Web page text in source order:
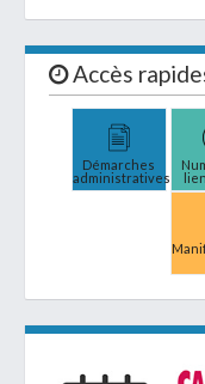
Accès
Démarches
administratives